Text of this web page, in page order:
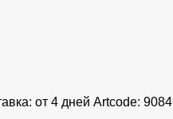
от 4 дней Artcode: